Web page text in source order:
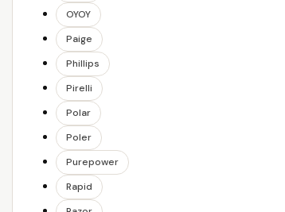
OYOY
Paige
Phillips
Pirelli
Polar
Poler
Purepower
Rapid